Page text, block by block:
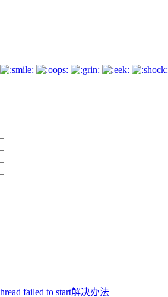
failed to start解决办法